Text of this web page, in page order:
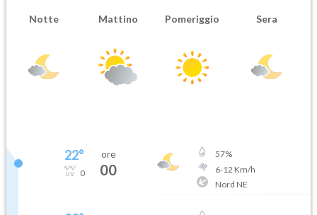
Notte Mattino Pomeriggio Sera
22°
0
ore
00
57%
6-12 Km/h
Nord NE